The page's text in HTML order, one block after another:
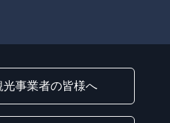
事業者の皆様へ